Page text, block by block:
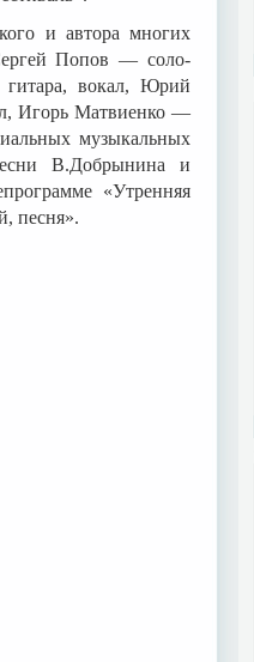
и автора многих
Попов — соло-
вокал, Юрий
Игорь Матвиенко —
музыкальных
В.Добрынина и
«Утренняя
песня».